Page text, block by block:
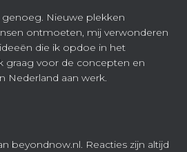
Nieuwe plekken
ontmoeten, mij verwonderen
die ik opdoe in het
graag voor de concepten en
Nederland aan werk.
beyondnow.nl. Reacties zijn altijd